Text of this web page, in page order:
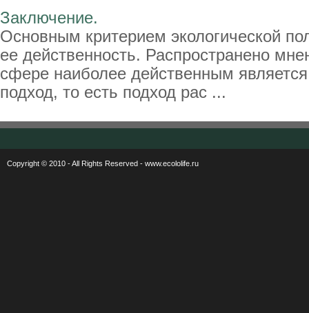
Заключение.
Основным критерием экологической
ее действенность. Распространено
сфере наиболее действенным
подход, то есть подход рас ...
Copyright © 2010 - All Rights Reserved - www.ecololife.ru